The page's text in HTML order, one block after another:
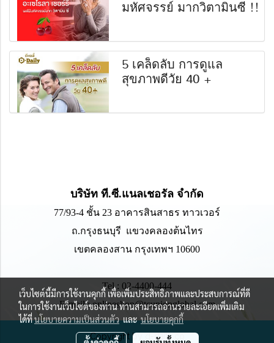
มหัศจรรย์ มากวิตามินซี !!
5 เคล็ดลับ การดูแล
สุขภาพดีวัย 40 +
บริษัท ที.ซี.แนลเชอรัล จำกัด
77/93-4 ชั้น 23 อาคารสินสาธร ทาวเวอร์
ถ.กรุงธนบุรี แขวงคลองต้นไทร
เขตคลองสาน กรุงเทพฯ 10600
Tel : 02-4400-444
E-mail : onlineshop@tcunionglobal.com
Copyright by d-daily.co
เว็บไซต์นี้มีการใช้งานคุกกี้ เพื่อเพิ่มประสิทธิภาพและประสบการณ์ที่ดี
ในการใช้งานเว็บไซต์ของท่าน ท่านสามารถอ่านรายละเอียดเพิ่มเติม
ได้ที่นโยบายความเป็นส่วนตัวและนโยบายคุกกี้